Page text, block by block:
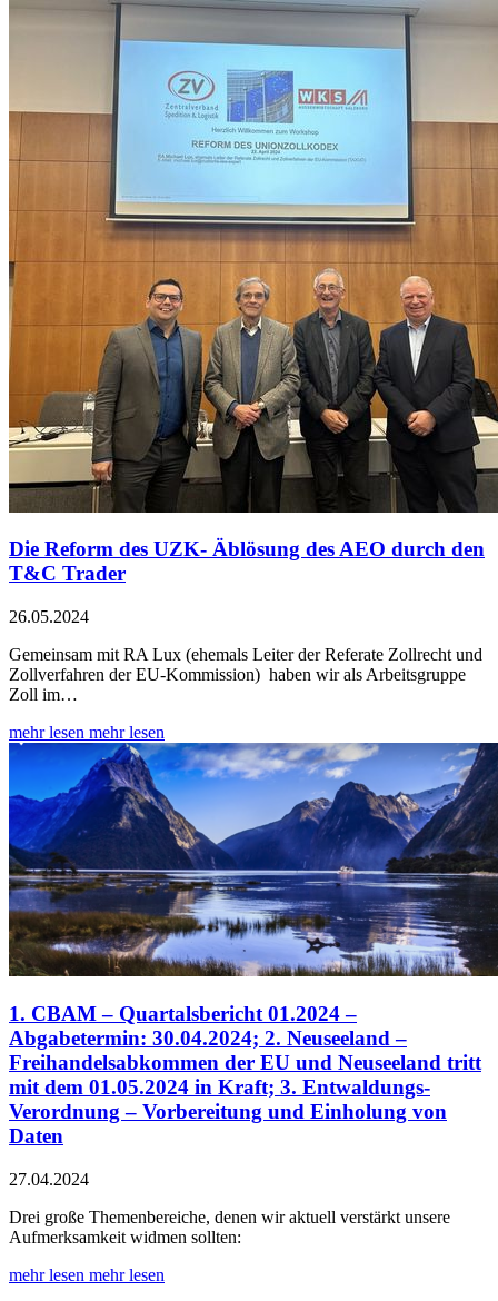
Die Reform des UZK- Äblösung des AEO durch den
T&C Trader
26.05.2024
Gemeinsam mit RA Lux (ehemals Leiter der Referate Zollrecht und
Zollverfahren der EU-Kommission) haben wir als Arbeitsgruppe
Zoll im…
mehr lesen mehr lesen
1. CBAM – Quartalsbericht 01.2024 –
Abgabetermin: 30.04.2024; 2. Neuseeland –
Freihandelsabkommen der EU und Neuseeland tritt
mit dem 01.05.2024 in Kraft; 3. Entwaldungs-
Verordnung – Vorbereitung und Einholung von
Daten
27.04.2024
Drei große Themenbereiche, denen wir aktuell verstärkt unsere
Aufmerksamkeit widmen sollten:
mehr lesen mehr lesen